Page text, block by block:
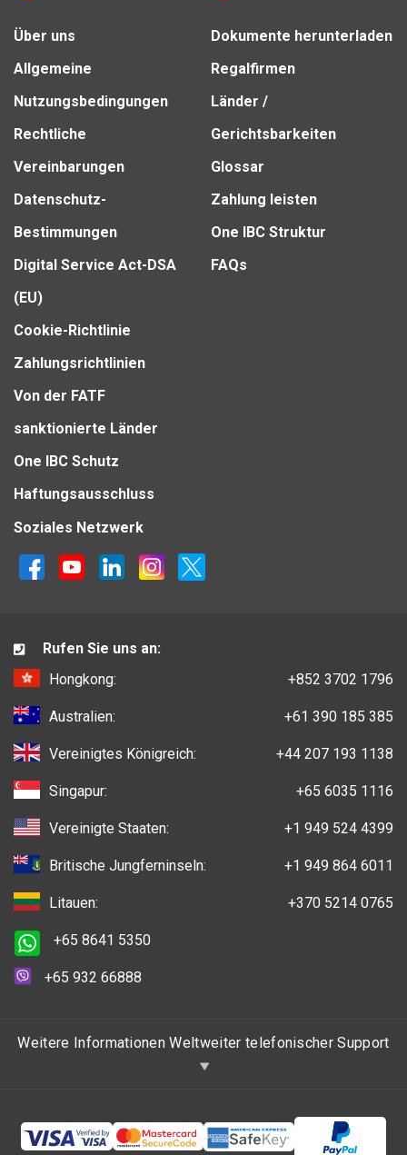
Über uns
Allgemeine
Nutzungsbedingungen
Rechtliche
Vereinbarungen
Datenschutz-
Bestimmungen
Digital Service Act-DSA
(EU)
Cookie-Richtlinie
Zahlungsrichtlinien
Von der FATF
sanktionierte Länder
One IBC Schutz
Haftungsausschluss
Dokumente herunterladen
Regalfirmen
Länder /
Gerichtsbarkeiten
Glossar
Zahlung leisten
One IBC Struktur
FAQs
Soziales Netzwerk
Rufen Sie uns an:
Hongkong:
+852 3702 1796
Australien: +61 390 185 385
Vereinigtes Königreich: +44 207 193 1138
Singapur: +65 6035 1116
Vereinigte Staaten: +1 949 524 4399
Britische Jungferninseln: +1 949 864 6011
Litauen: +370 5214 0765
+65 8641 5350
+65 932 66888
Weitere Informationen Weltweiter telefonischer Support